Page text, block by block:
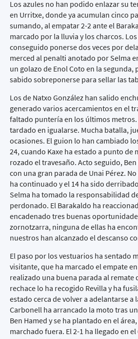
Los azules no han podido enlazar su
en Urritxe, donde ya acumulan cinco
sumando, al empatar 2-2 ante el
marcado por la lluvia y los charcos.
conseguido ponerse dos veces por
merced al penalti anotado por Selma
un golazo de Enol Coto en la segunda,
sabido sobreponerse para sellar las
Los de Natxo González han salido
generado varios acercamientos en el
faltado puntería en los últimos metros.
tardado en igualarse. Mucha batalla,
ocasiones. El guion lo han cambiado
24, cuando Kaxe ha estado a punto de
rozado el travesaño. Acto seguido,
con una gran parada de Unai Pérez.
ha continuado y el 14 ha sido
Selma ha tomado la responsabilidad
perdonado. El Barakaldo ha
encadenado tres buenas
zornotzarra, ninguna de ellas ha
nuestros han alcanzado el descanso
El paso por los vestuarios ha sentado
visitante, que ha marcado el empate
realizado una buena parada al remate
rechace lo ha recogido Revilla y ha
estado cerca de volver a adelantarse a
Carbonell ha arrancado la moto tras
Ben Hamed y se ha plantado en el
marchado fuera. El 2-1 ha llegado en el